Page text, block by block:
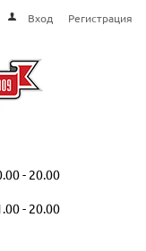
Вход Регистрация
- 20.00
- 20.00